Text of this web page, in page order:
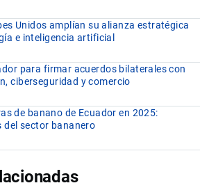
Unidos amplían su alianza estratégica
e inteligencia artificial
para firmar acuerdos bilaterales con
ciberseguridad y comercio
de banano de Ecuador en 2025:
del sector bananero